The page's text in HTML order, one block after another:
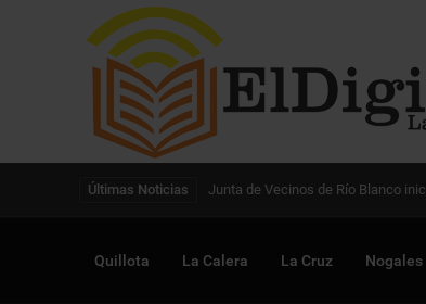
Últimas Noticias Digitalización de la gestión pública
Quillota La Calera La Cruz Nogales